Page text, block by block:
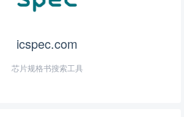
icspec.com
芯片规格书搜索工具